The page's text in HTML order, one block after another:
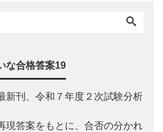
な合格答案19
新刊、令和７年度２次試験分析
現答案をもとに、合否の分かれ